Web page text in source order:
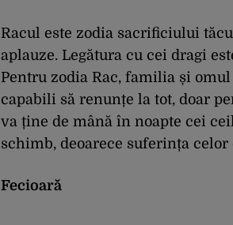
Racul este zodia sacrificiului
aplauze. Legătura cu cei dragi
Pentru zodia Rac, familia și
capabili să renunțe la tot, doar
va ține de mână în noapte cei
schimb, deoarece suferința
Fecioară